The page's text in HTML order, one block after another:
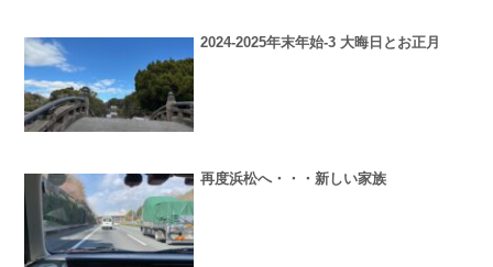
2024-2025年末年始-3 大晦日とお正月
再度浜松へ・・・新しい家族